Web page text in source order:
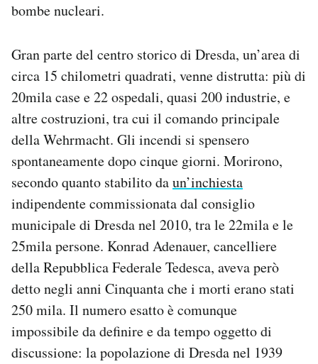
bombe nucleari.
Gran parte del centro storico di Dresda, un’area di
circa 15 chilometri quadrati, venne distrutta: più di
20mila case e 22 ospedali, quasi 200 industrie, e
altre costruzioni, tra cui il comando principale
della Wehrmacht. Gli incendi si spensero
spontaneamente dopo cinque giorni. Morirono,
secondo quanto stabilito daun’inchiesta
indipendente commissionata dal consiglio
municipale di Dresda nel 2010, tra le 22mila e le
25mila persone. Konrad Adenauer, cancelliere
della Repubblica Federale Tedesca, aveva però
detto negli anni Cinquanta che i morti erano stati
250 mila. Il numero esatto è comunque
impossibile da definire e da tempo oggetto di
discussione: la popolazione di Dresda nel 1939